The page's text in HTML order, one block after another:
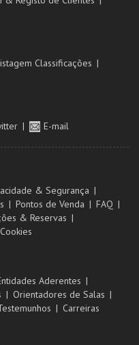
Classificações
E-mail
& Segurança
Pontos de Venda
FAQ
& Reservas
Aderentes
Orientadores de Salas
Carreiras